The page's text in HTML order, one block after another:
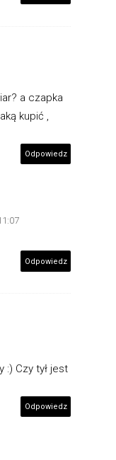
a czapka
kupić ,
Odpowiedz
Odpowiedz
:) Czy tył jest
Odpowiedz